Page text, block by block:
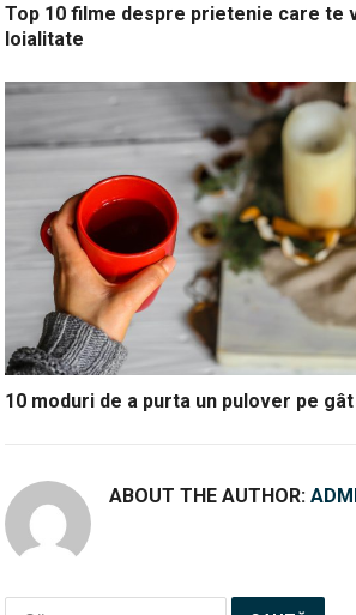
Top 10 filme despre prietenie care te
loialitate
10 moduri de a purta un pulover pe
ABOUT THE AUTHOR:
Caută